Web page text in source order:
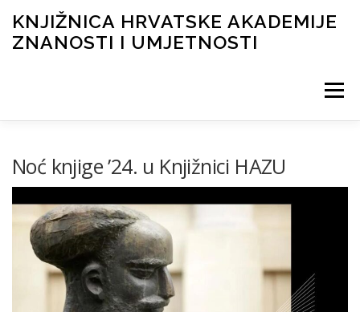
KNJIŽNICA HRVATSKE AKADEMIJE
ZNANOSTI I UMJETNOSTI
Izbornik
KATALOG I DIGITALNA ZBIRKA
Noć knjige ’24. u Knjižnici HAZU